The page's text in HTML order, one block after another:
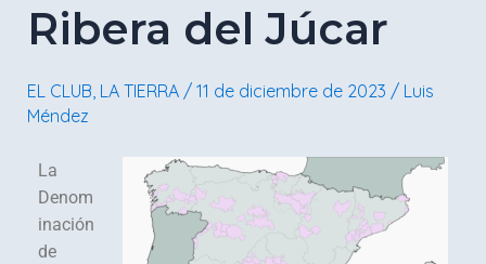
Ribera del Júcar
EL CLUB, LA TIERRA/ 11 de diciembre de 2023 / Luis
Méndez
La
Denom
inación
de
Ribera
del